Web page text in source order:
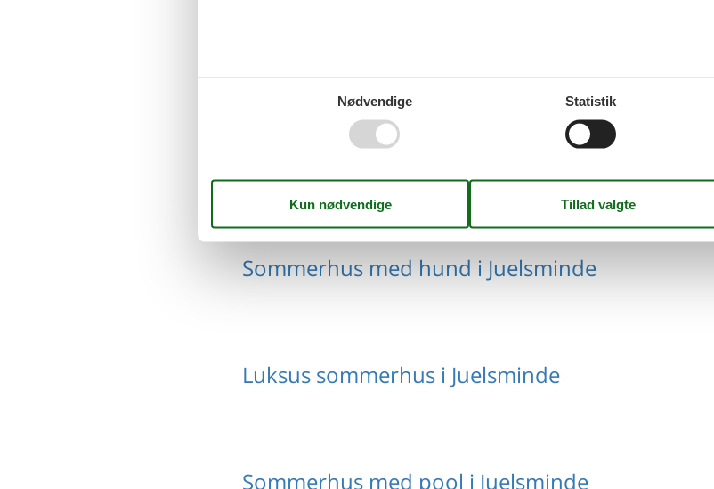
Sommerhus med hund i Juelsminde
Luksus sommerhus i Juelsminde
Sommerhus med pool i Juelsminde
Nødvendige Statistik